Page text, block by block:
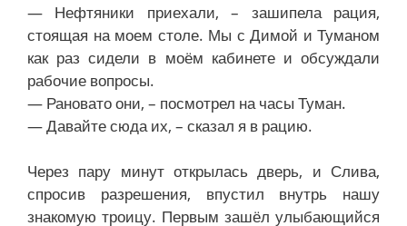
— Нефтяники приехали, – зашипела рация,
стоящая на моем столе. Мы с Димой и Туманом
как раз сидели в моём кабинете и обсуждали
рабочие вопросы.
— Рановато они, – посмотрел на часы Туман.
— Давайте сюда их, – сказал я в рацию.
Через пару минут открылась дверь, и Слива,
спросив разрешения, впустил внутрь нашу
знакомую троицу. Первым зашёл улыбающийся